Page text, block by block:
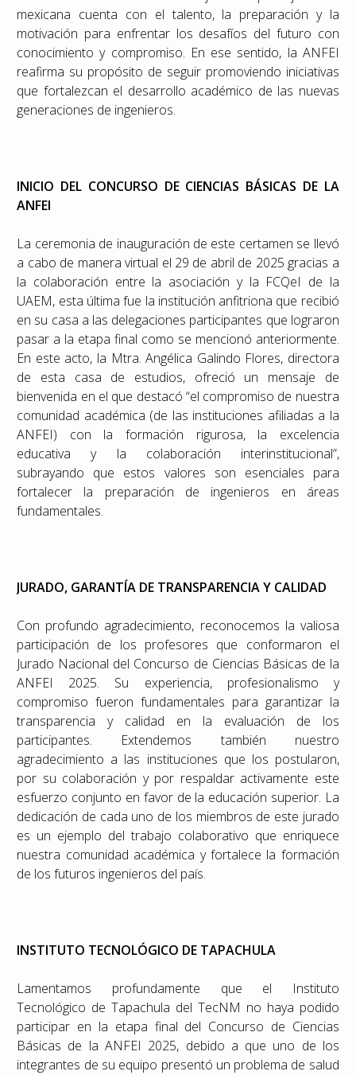
mexicana cuenta con el talento, la preparación y la
motivación para enfrentar los desafíos del futuro con
conocimiento y compromiso. En ese sentido, la ANFEI
reafirma su propósito de seguir promoviendo iniciativas
que fortalezcan el desarrollo académico de las nuevas
generaciones de ingenieros.
INICIO DEL CONCURSO DE CIENCIAS BÁSICAS DE LA
ANFEI
La ceremonia de inauguración de este certamen se llevó
a cabo de manera virtual el 29 de abril de 2025 gracias a
la colaboración entre la asociación y la FCQeI de la
UAEM, esta última fue la institución anfitriona que recibió
en su casa a las delegaciones participantes que lograron
pasar a la etapa final como se mencionó anteriormente.
En este acto, la Mtra. Angélica Galindo Flores, directora
de esta casa de estudios, ofreció un mensaje de
bienvenida en el que destacó “el compromiso de nuestra
comunidad académica (de las instituciones afiliadas a la
ANFEI) con la formación rigurosa, la excelencia
educativa y la colaboración interinstitucional”,
subrayando que estos valores son esenciales para
fortalecer la preparación de ingenieros en áreas
fundamentales.
JURADO, GARANTÍA DE TRANSPARENCIA Y CALIDAD
Con profundo agradecimiento, reconocemos la valiosa
participación de los profesores que conformaron el
Jurado Nacional del Concurso de Ciencias Básicas de la
ANFEI 2025. Su experiencia, profesionalismo y
compromiso fueron fundamentales para garantizar la
transparencia y calidad en la evaluación de los
participantes. Extendemos también nuestro
agradecimiento a las instituciones que los postularon,
por su colaboración y por respaldar activamente este
esfuerzo conjunto en favor de la educación superior. La
dedicación de cada uno de los miembros de este jurado
es un ejemplo del trabajo colaborativo que enriquece
nuestra comunidad académica y fortalece la formación
de los futuros ingenieros del país.
INSTITUTO TECNOLÓGICO DE TAPACHULA
Lamentamos profundamente que el Instituto
Tecnológico de Tapachula del TecNM no haya podido
participar en la etapa final del Concurso de Ciencias
Básicas de la ANFEI 2025, debido a que uno de los
integrantes de su equipo presentó un problema de salud